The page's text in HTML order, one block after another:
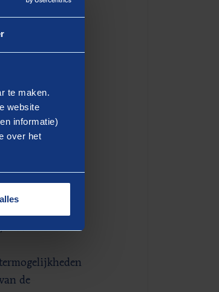
te maken.
website
informatie)
over het
de effecten
ingevoerd?
met de
waar zitten de
de